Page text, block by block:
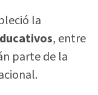
la
, entre
parte de la